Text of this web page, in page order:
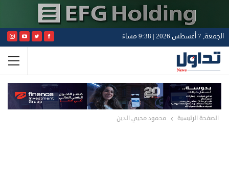
الجمعة, 7 أغسطس 2026 | 9:38 مساءً
الصفحة الرئيسية محمود محيي الدين